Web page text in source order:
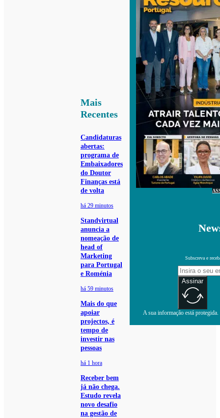
Mais
Recentes
Candidaturas
abertas:
programa de
Embaixadores
do Doutor
Finanças está
de volta
há 29 minutos
Standvirtual
anuncia a
nomeação de
head of
Marketing
para Portugal
e Roménia
há 59 minutos
Mais do que
apoiar
projectos, é
tempo de
investir nas
pessoas
há 1 hora
Receber bem
já não chega.
Estudo revela
novo desafio
na gestão de
Subscreva e
Assinar
A sua informação está